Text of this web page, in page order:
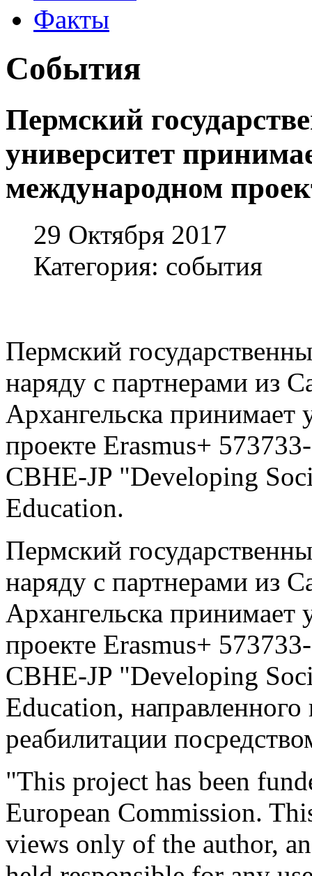
Факты
События
Пермский
университет
международном
29 Октября 2017
Категория: события
Пермский
наряду с партнерами из
Архангельска
проекте Еrasmus+
CBHE-JP "Developing
Education.
Пермский
наряду с партнерами из
Архангельска
проекте Еrasmus+
CBHE-JP "Developing
Education,
реабилитации
"This project has been
European Commission.
views only of the author,